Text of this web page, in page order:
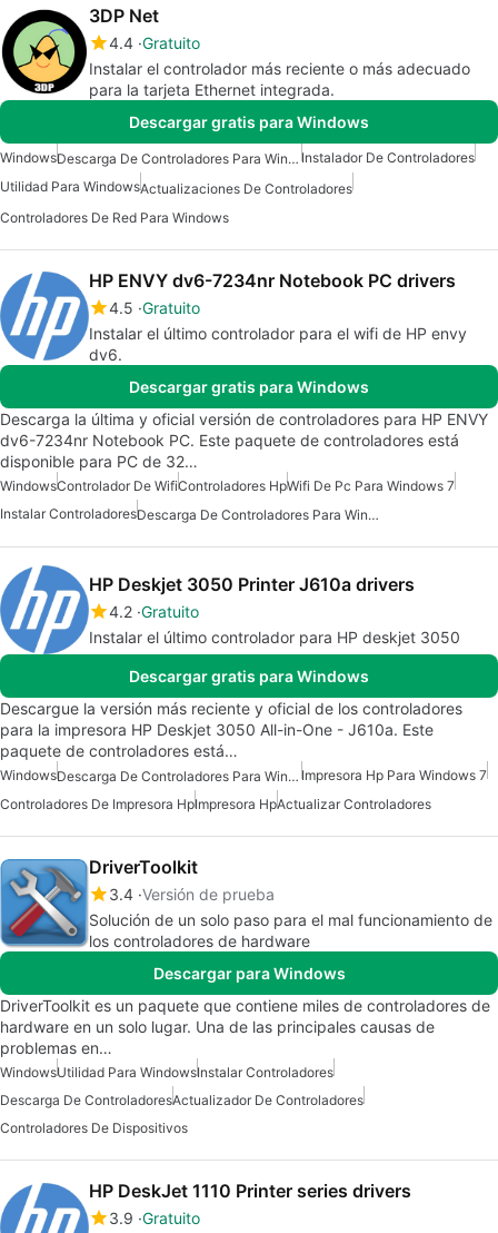
3DP Net
4.4 Gratuito
Instalar el controlador más reciente o más adecuado
para la tarjeta Ethernet integrada.
Descargar gratis para Windows
Windows Descarga De Controladores Para Windows Instalador De Controladores
Utilidad Para WindowsActualizaciones De Controladores
Controladores De Red Para Windows
HP ENVY dv6-7234nr Notebook PC drivers
4.5 Gratuito
Instalar el último controlador para el wifi de HP envy
dv6.
Descargar gratis para Windows
Descarga la última y oficial versión de controladores para HP ENVY
dv6-7234nr Notebook PC. Este paquete de controladores está
disponible para PC de 32…
WindowsControlador De WifiControladores HpWifi De Pc Para Windows 7
Instalar Controladores
Descarga De Controladores Para Windows
HP Deskjet 3050 Printer J610a drivers
4.2 Gratuito
Instalar el último controlador para HP deskjet 3050
Descargar gratis para Windows
Descargue la versión más reciente y oficial de los controladores
para la impresora HP Deskjet 3050 All-in-One - J610a. Este
paquete de controladores está…
Windows Descarga De Controladores Para Windows 7 Impresora Hp Para Windows 7
Controladores De Impresora HpImpresora HpActualizar Controladores
DriverToolkit
3.4 Versión de prueba
Solución de un solo paso para el mal funcionamiento de
los controladores de hardware
Descargar para Windows
DriverToolkit es un paquete que contiene miles de controladores de
hardware en un solo lugar. Una de las principales causas de
problemas en…
WindowsUtilidad Para WindowsInstalar Controladores
Descarga De ControladoresActualizador De Controladores
Controladores De Dispositivos
HP DeskJet 1110 Printer series drivers
3.9 Gratuito